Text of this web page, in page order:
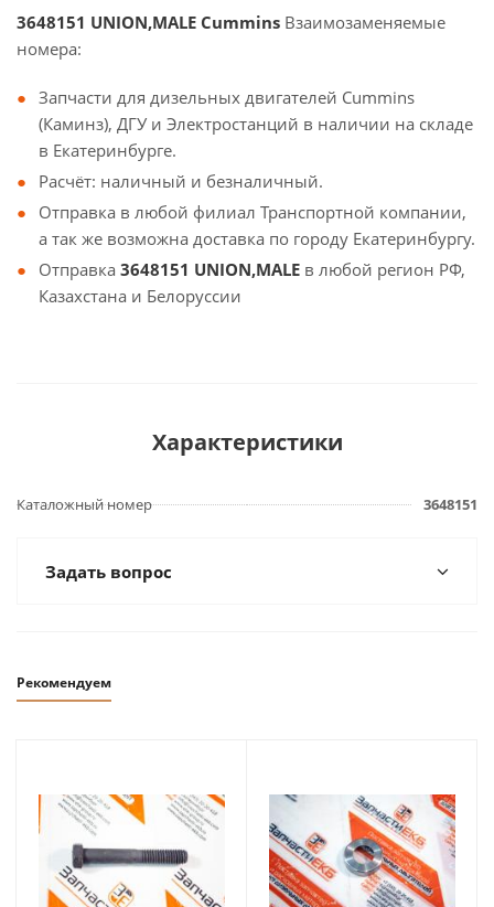
3648151 UNION,MALE Cummins Взаимозаменяемые
номера:
Запчасти для дизельных двигателей Cummins
(Каминз), ДГУ и Электростанций в наличии на складе
в Екатеринбурге.
Расчёт: наличный и безналичный.
Отправка в любой филиал Транспортной компании,
а так же возможна доставка по городу Екатеринбургу.
Отправка 3648151 UNION,MALE в любой регион РФ,
Казахстана и Белоруссии
Характеристики
Каталожный номер 3648151
Задать вопрос
Рекомендуем